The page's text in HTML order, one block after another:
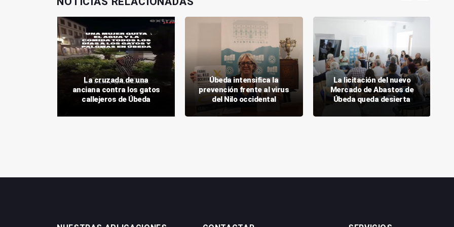
La cruzada de una
anciana contra los gatos
callejeros de Úbeda
Úbeda intensifica la
prevención frente al virus
del Nilo occidental
La licitación del nuevo
Mercado de Abastos de
Úbeda queda desierta